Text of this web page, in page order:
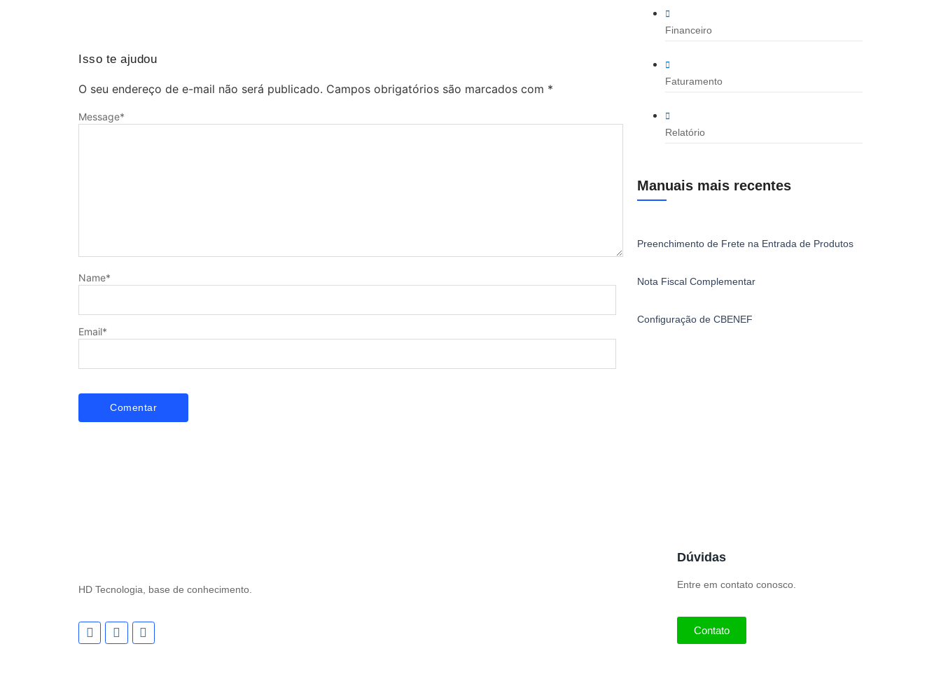
Isso te ajudou
O seu endereço de e-mail não será publicado. Campos obrigatórios são marcados com *
Message*
Name*
Email*
Financeiro
Faturamento
Relatório
Manuais mais recentes
Preenchimento de Frete na Entrada de Produtos
Nota Fiscal Complementar
Configuração de CBENEF
HD Tecnologia, base de conhecimento.
Dúvidas
Entre em contato conosco.
Contato